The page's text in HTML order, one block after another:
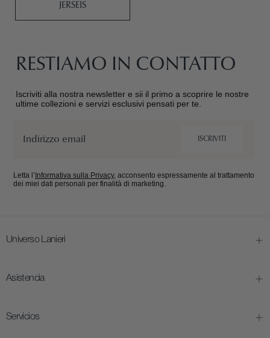
JERSEIS
RESTIAMO IN CONTATTO
Iscriviti alla nostra newsletter e sii il primo a scoprire le nostre
ultime collezioni e servizi esclusivi pensati per te.
ISCRIVITI
Letta l’Informativa sulla Privacy, acconsento espressamente al trattamento
dei miei dati personali per finalità di marketing.
Universo Lanieri
Asistencia
Servicios